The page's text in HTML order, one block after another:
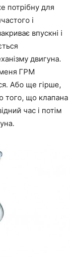
потрібну для
і
впускні і
двигуна.
ГРМ
Або ще гірше,
того, що клапана
час і потім